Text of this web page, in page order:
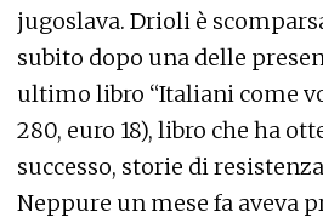
jugoslava. Drioli è
subito dopo una delle
ultimo libro “Italiani come
280, euro 18), libro che ha
successo, storie di
Neppure un mese fa aveva